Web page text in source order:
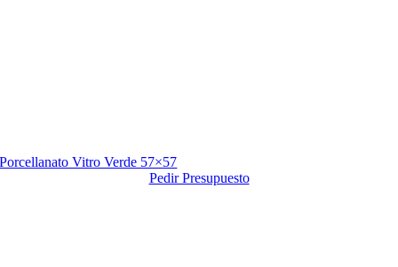
Porcellanato Vitro Verde 57×57
Pedir Presupuesto